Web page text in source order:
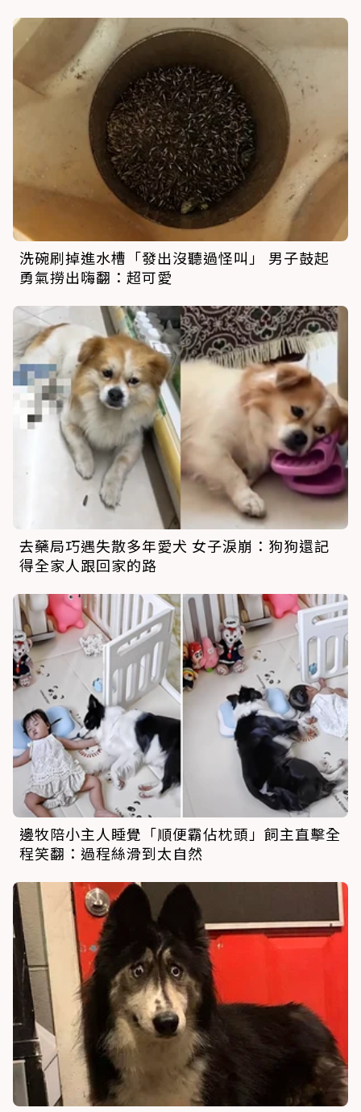
洗碗刷掉進水槽「發出沒聽過怪叫」 男子鼓起
勇氣撈出嗨翻：超可愛
去藥局巧遇失散多年愛犬 女子淚崩：狗狗還記
得全家人跟回家的路
邊牧陪小主人睡覺「順便霸佔枕頭」飼主直擊全
程笑翻：過程絲滑到太自然